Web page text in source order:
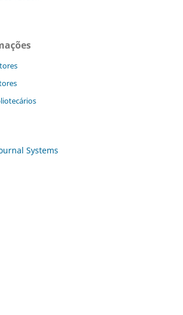
Systems